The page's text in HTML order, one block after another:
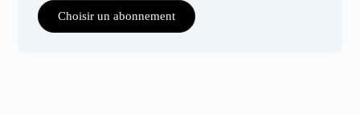
Choisir un abonnement